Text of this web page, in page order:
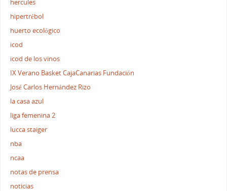
hercules
hipertrébol
huerto ecológico
icod
icod de los vinos
IX Verano Basket CajaCanarias Fundación
José Carlos Hernández Rizo
la casa azul
liga femenina 2
lucca staiger
nba
ncaa
notas de prensa
noticias